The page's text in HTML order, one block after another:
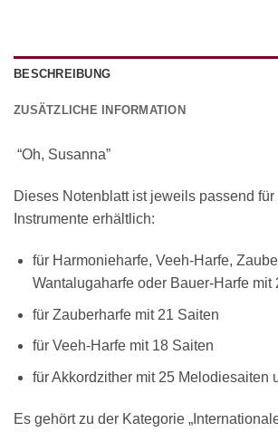
BESCHREIBUNG
ZUSÄTZLICHE INFORMATION
“Oh, Susanna”
Dieses Notenblatt ist jeweils passend
Instrumente erhältlich:
für Harmonieharfe, Veeh-Harfe,
Wantalugaharfe oder Bauer-Harfe mit
für Zauberharfe mit 21 Saiten
für Veeh-Harfe mit 18 Saiten
für Akkordzither mit 25 Melodiesaiten
Es gehört zu der Kategorie